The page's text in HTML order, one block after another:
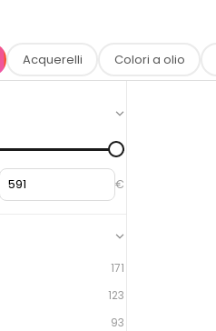
Acquerelli Colori a olio